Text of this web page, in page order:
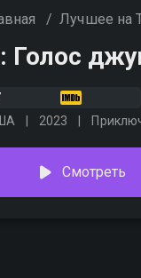
/ Лучшее на
Голос
2023
Смотреть